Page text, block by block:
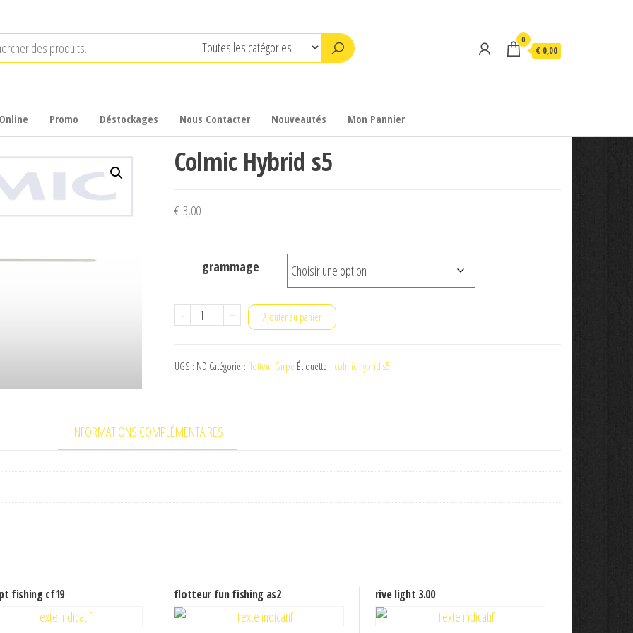
0
€ 0,00
Promo Déstockages Nous Contacter Nouveautés Mon Pannier
Colmic Hybrid s5
€ 3,00
grammage
-
quantité
Hybrid
+ Ajouter au panier
UGS : ND Catégorie : flotteur Carpe Étiquette : colmic hybrid s5
INFORMATIONS COMPLÉMENTAIRES
fishing cf19 flotteur fun fishing as2 rive light 3.00